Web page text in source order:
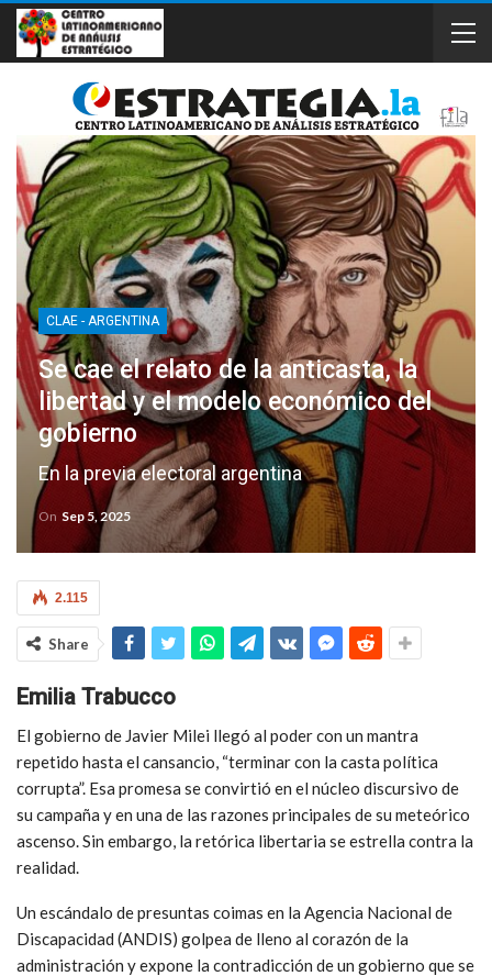
CLAE - ARGENTINA
Se cae el relato de la anticasta, la
libertad y el modelo económico del
gobierno
En la previa electoral argentina
On Sep 5, 2025
2.115
Share
Emilia Trabucco
El gobierno de Javier Milei llegó al poder con un mantra
repetido hasta el cansancio, “terminar con la casta política
corrupta”. Esa promesa se convirtió en el núcleo discursivo de
su campaña y en una de las razones principales de su meteórico
ascenso. Sin embargo, la retórica libertaria se estrella contra la
realidad.
Un escándalo de presuntas coimas en la Agencia Nacional de
Discapacidad (ANDIS) golpea de lleno al corazón de la
administración y expone la contradicción de un gobierno que se